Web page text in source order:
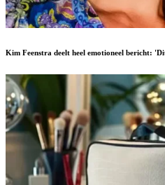
Kim Feenstra deelt heel emotioneel bericht: